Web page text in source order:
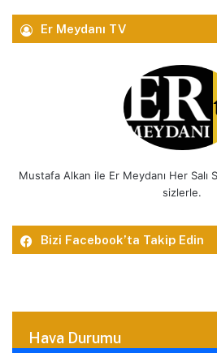
Er Meydanı TV
Mustafa Alkan ile Er Meydanı Her Salı
sizlerle.
Bizi Facebook’ta Takip Edin
Hava Durumu